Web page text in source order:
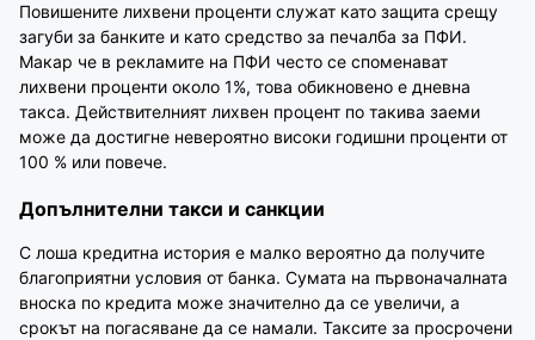
Повишените лихвени проценти служат като защита срещу
загуби за банките и като средство за печалба за ПФИ.
Макар че в рекламите на ПФИ често се споменават
лихвени проценти около 1%, това обикновено е дневна
такса. Действителният лихвен процент по такива заеми
може да достигне невероятно високи годишни проценти от
100 % или повече.
Допълнителни такси и санкции
С лоша кредитна история е малко вероятно да получите
благоприятни условия от банка. Сумата на първоначалната
вноска по кредита може значително да се увеличи, а
срокът на погасяване да се намали. Таксите за просрочени